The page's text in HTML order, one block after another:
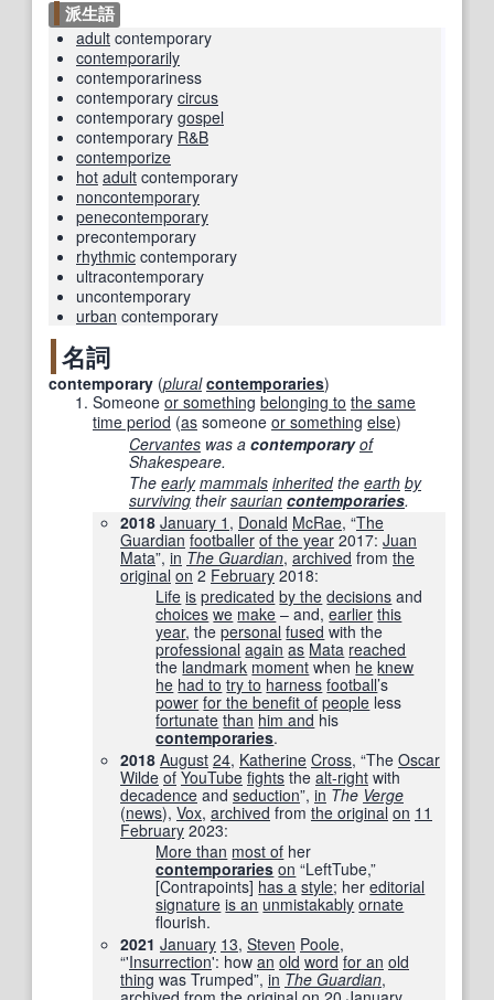
派生語
adult contemporary
contemporarily
contemporariness
contemporary circus
contemporary gospel
contemporary R&B
contemporize
hot adult contemporary
noncontemporary
penecontemporary
precontemporary
rhythmic contemporary
ultracontemporary
uncontemporary
urban contemporary
名詞
contemporary (plural contemporaries)
Someone or something belonging to the same
time period (as someone or something else)
Cervantes was a contemporary of
Shakespeare.
The early mammals inheritedthe earth by
surviving theirsaurian contemporaries.
2018 January 1 , Donald McRae, “The
Guardian footballer of the year 2017: Juan
Mata”, in The Guardian‎, archived from the
original on 2 February 2018:
Life is predicated by the decisions and
choices we make – and,earlier this
year, thepersonal fused with the
professional again as Mata reached
the landmark moment when he knew
he had to try to harness football’s
power for the benefit of people less
fortunate than him and his
contemporaries.
2018 August 24, Katherine Cross, “The Oscar
Wilde of YouTube fights the alt-right with
decadence and seduction”, in The Verge
(news), Vox, archived from the original on 11
February 2023:
More than most of her
contemporaries on “LeftTube,”
[Contrapoints] has a style; hereditorial
signature is an unmistakably ornate
flourish.
2021 January 13, Steven Poole,
“'Insurrection': how an old word for an old
thing was Trumped”, in The Guardian‎,